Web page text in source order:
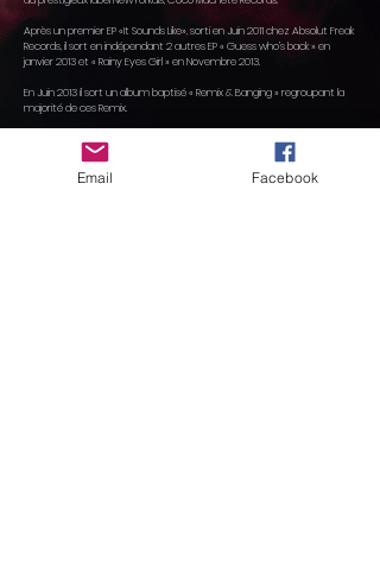
Après un premier EP «It Sounds Like», sorti en Juin 2011 chez Absolut Freak
Records, il sort en indépendant 2 autres EP « Guess who’s back » en
janvier 2013 et « Rainy Eyes Girl » en Novembre 2013.
En Juin 2013 il sort un album baptisé « Remix & Banging » regroupant la
majorité de ces Remix.
Plusieurs clips à son actif dont « Shitty Day (Featuring Faustine Berardo)
» qui comptabilise plus de 500000 vues sur Youtube.
En parallèle, il compose et produit de la musique pour Puma, Levis,
Email Facebook